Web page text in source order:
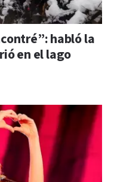
habló la
en el lago